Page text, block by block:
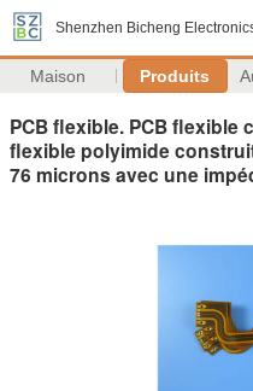
Shenzhen Bicheng
Maison Produits
PCB flexible. PCB flexible
flexible polyimide
76 microns avec une